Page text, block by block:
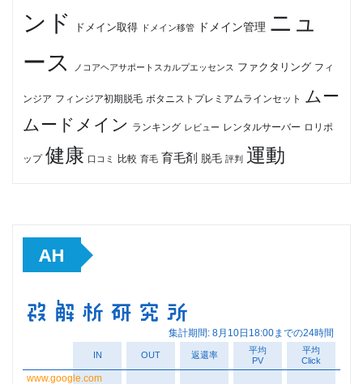
ンド
ドメイン取得 ドメイン移管 ドメイン管理 ニュ
ース
ノコアヘアサポートスカルプエッセンス ファクタリング フィ
ンジア フィンジア初期脱毛 ボタニストプレミアムラインセット ムー
ムードメイン ランキング レビュー レンタルサーバー ロリポ
ップ 健康 口コミ 比較 育毛 育毛剤 脱毛 評判 運動
AH